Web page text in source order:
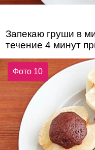
Запекаю груши в
течение 4 минут
Фото 10